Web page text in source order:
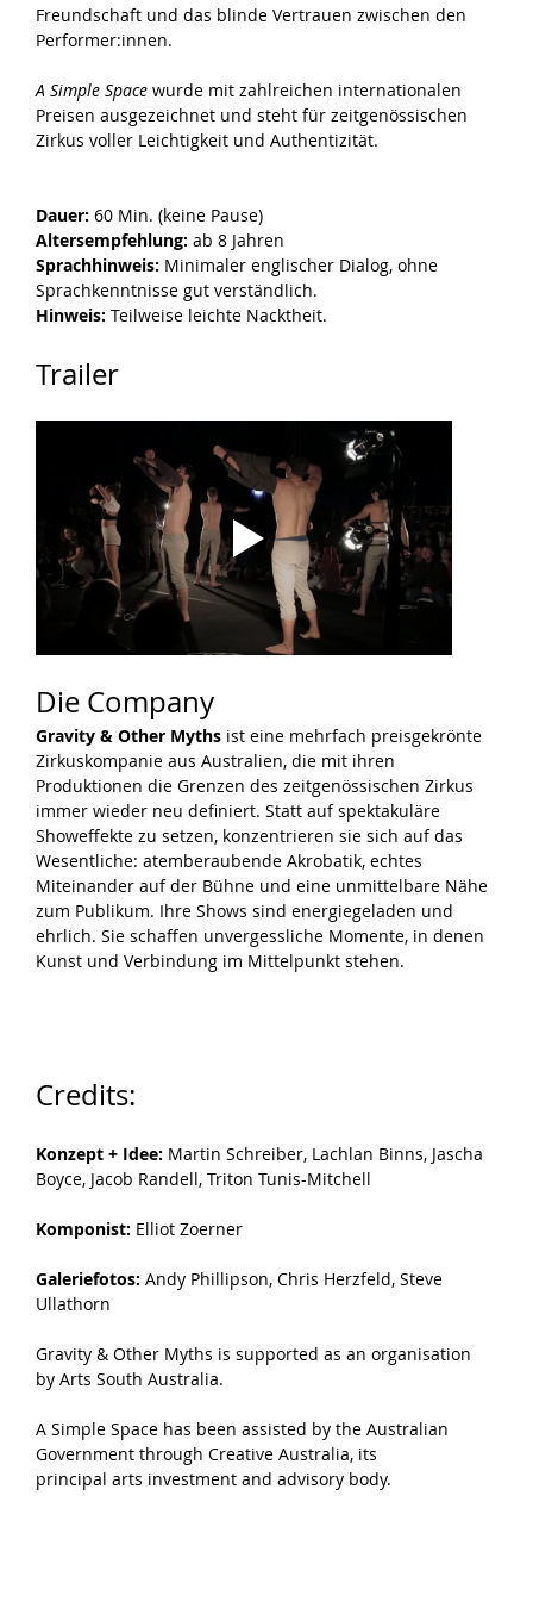
Freundschaft und das blinde Vertrauen zwischen den
Performer:innen.
A Simple Space wurde mit zahlreichen internationalen
Preisen ausgezeichnet und steht für zeitgenössischen
Zirkus voller Leichtigkeit und Authentizität.
Dauer: 60 Min. (keine Pause)
Altersempfehlung: ab 8 Jahren
Sprachhinweis: Minimaler englischer Dialog, ohne
Sprachkenntnisse gut verständlich.
Hinweis: Teilweise leichte Nacktheit.
Trailer
Die Company
Gravity & Other Myths ist eine mehrfach preisgekrönte
Zirkuskompanie aus Australien, die mit ihren
Produktionen die Grenzen des zeitgenössischen Zirkus
immer wieder neu definiert. Statt auf spektakuläre
Showeffekte zu setzen, konzentrieren sie sich auf das
Wesentliche: atemberaubende Akrobatik, echtes
Miteinander auf der Bühne und eine unmittelbare Nähe
zum Publikum. Ihre Shows sind energiegeladen und
ehrlich. Sie schaffen unvergessliche Momente, in denen
Kunst und Verbindung im Mittelpunkt stehen.
Credits:
Konzept + Idee: Martin Schreiber, Lachlan Binns, Jascha
Boyce, Jacob Randell, Triton Tunis-Mitchell
Komponist: Elliot Zoerner
Galeriefotos: Andy Phillipson, Chris Herzfeld, Steve
Ullathorn
Gravity & Other Myths is supported as an organisation
by Arts South Australia.
A Simple Space has been assisted by the Australian
Government through Creative Australia, its
principal arts investment and advisory body.